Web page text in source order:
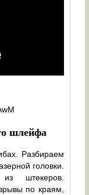
шлейфа
Разбираем
головки.
штекеров.
по краям,